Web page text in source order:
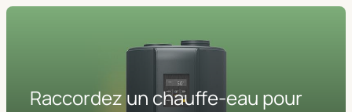
Raccordez un chauffe-eau pour